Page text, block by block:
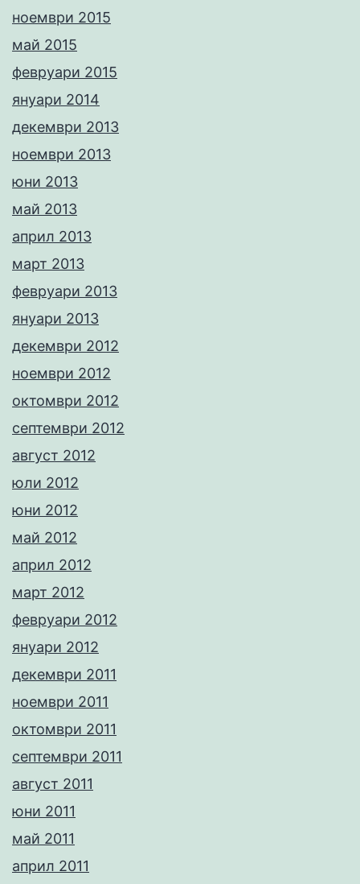
ноември 2015
май 2015
февруари 2015
януари 2014
декември 2013
ноември 2013
юни 2013
май 2013
април 2013
март 2013
февруари 2013
януари 2013
декември 2012
ноември 2012
октомври 2012
септември 2012
август 2012
юли 2012
юни 2012
май 2012
април 2012
март 2012
февруари 2012
януари 2012
декември 2011
ноември 2011
октомври 2011
септември 2011
август 2011
юни 2011
май 2011
април 2011